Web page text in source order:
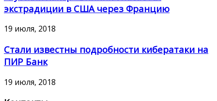
экстрадиции в США через Францию
19 июля, 2018
Стали известны подробности кибератаки на
ПИР Банк
19 июля, 2018